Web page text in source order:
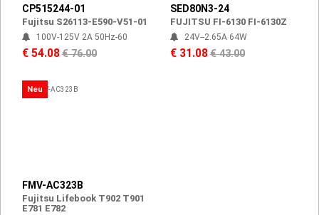
CP515244-01
Fujitsu S26113-E590-V51-01
100V-125V 2A 50Hz-60
€ 54.08€ 76.00
SED80N3-24
FUJITSU FI-6130 FI-6130Z
24V--2.65A 64W
€ 31.08€ 43.00
Neu
FMV-AC323B
Fujitsu Lifebook T902 T901
E781 E782